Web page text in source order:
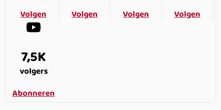
Volgen
Volgen
Volgen
Volgen
7,5K
volgers
Abonneren